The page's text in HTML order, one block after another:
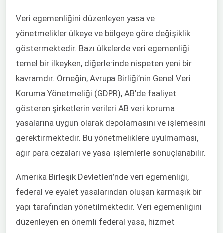
Veri egemenliğini düzenleyen yasa ve
yönetmelikler ülkeye ve bölgeye göre değişiklik
göstermektedir. Bazı ülkelerde veri egemenliği
temel bir ilkeyken, diğerlerinde nispeten yeni bir
kavramdır. Örneğin, Avrupa Birliği’nin Genel Veri
Koruma Yönetmeliği (GDPR), AB’de faaliyet
gösteren şirketlerin verileri AB veri koruma
yasalarına uygun olarak depolamasını ve işlemesini
gerektirmektedir. Bu yönetmeliklere uyulmaması,
ağır para cezaları ve yasal işlemlerle sonuçlanabilir.
Amerika Birleşik Devletleri’nde veri egemenliği,
federal ve eyalet yasalarından oluşan karmaşık bir
yapı tarafından yönetilmektedir. Veri egemenliğini
düzenleyen en önemli federal yasa, hizmet